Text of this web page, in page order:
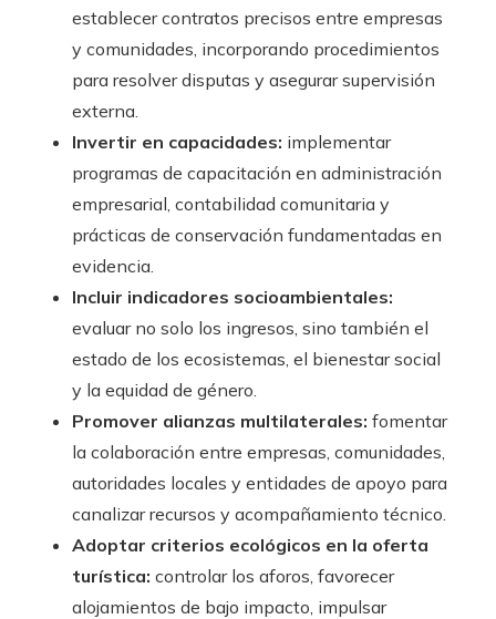
establecer contratos precisos entre empresas
y comunidades, incorporando procedimientos
para resolver disputas y asegurar supervisión
externa.
Invertir en capacidades: implementar
programas de capacitación en administración
empresarial, contabilidad comunitaria y
prácticas de conservación fundamentadas en
evidencia.
Incluir indicadores socioambientales:
evaluar no solo los ingresos, sino también el
estado de los ecosistemas, el bienestar social
y la equidad de género.
Promover alianzas multilaterales: fomentar
la colaboración entre empresas, comunidades,
autoridades locales y entidades de apoyo para
canalizar recursos y acompañamiento técnico.
Adoptar criterios ecológicos en la oferta
turística: controlar los aforos, favorecer
alojamientos de bajo impacto, impulsar